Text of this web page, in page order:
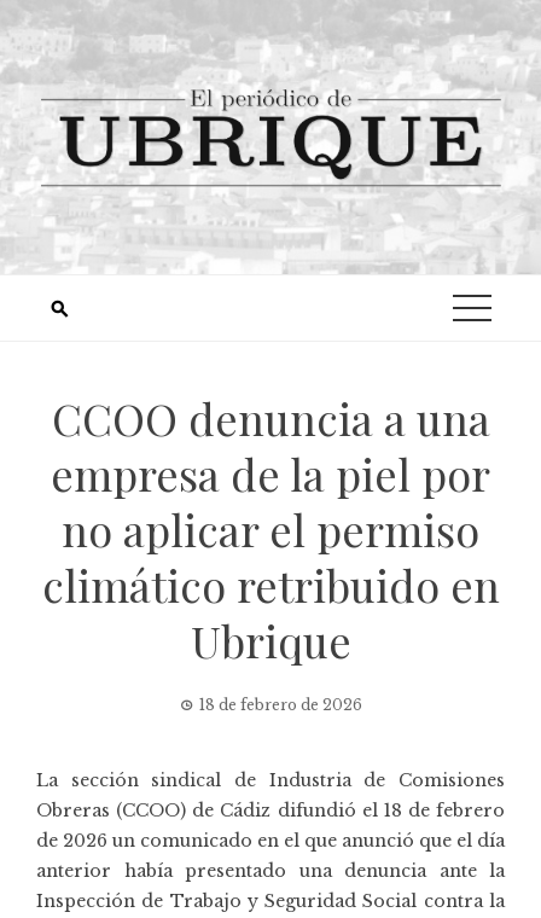
CCOO denuncia a una
empresa de la piel por
no aplicar el permiso
climático retribuido en
Ubrique
18 de febrero de 2026
La sección sindical de Industria de Comisiones
Obreras (CCOO) de Cádiz difundió el 18 de febrero
de 2026 un comunicado en el que anunció que el día
anterior había presentado una denuncia ante la
Inspección de Trabajo y Seguridad Social contra la